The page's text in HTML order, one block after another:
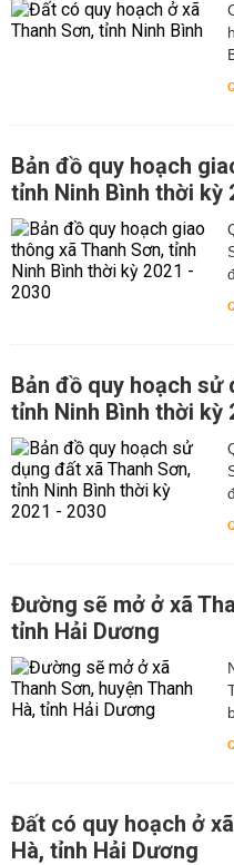
Bản đồ quy hoạch
tỉnh Ninh Bình thời kỳ
Bản đồ quy hoạch sử
tỉnh Ninh Bình thời kỳ
Đường sẽ mở ở xã
tỉnh Hải Dương
Đất có quy hoạch ở
Hà, tỉnh Hải Dương